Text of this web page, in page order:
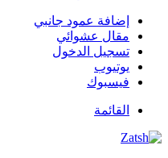
إضافة عمود جانبي
مقال عشوائي
تسجيل الدخول
يوتيوب
فيسبوك
القائمة